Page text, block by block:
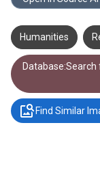
Humanities
Find Similar